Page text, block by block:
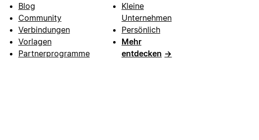
Blog
Community
Verbindungen
Vorlagen
Partnerprogramme
Kleine
Unternehmen
Persönlich
Mehr
entdecken →